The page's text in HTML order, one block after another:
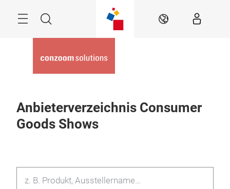
Suche DE
Anbieterverzeichnis Consumer
Goods Shows